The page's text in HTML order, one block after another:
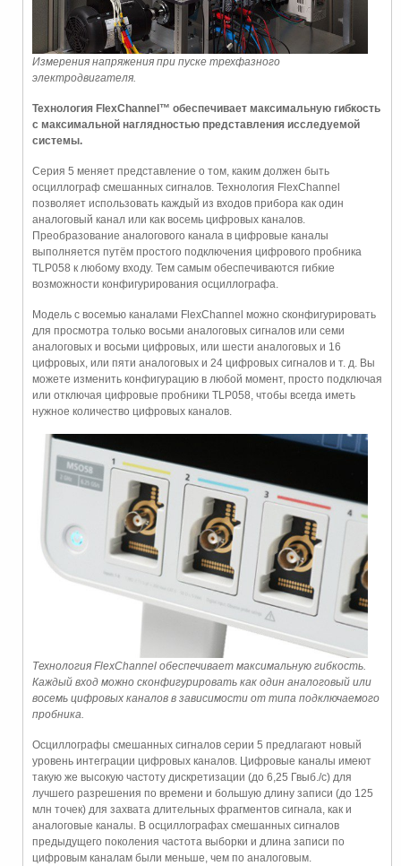
Измерения напряжения при пуске трехфазного
электродвигателя.
Технология FlexChannel™ обеспечивает максимальную гибкость
с максимальной наглядностью представления исследуемой
системы.
Серия 5 меняет представление о том, каким должен быть
осциллограф смешанных сигналов. Технология FlexChannel
позволяет использовать каждый из входов прибора как один
аналоговый канал или как восемь цифровых каналов.
Преобразование аналогового канала в цифровые каналы
выполняется путём простого подключения цифрового пробника
TLP058 к любому входу. Тем самым обеспечиваются гибкие
возможности конфигурирования осциллографа.
Модель с восемью каналами FlexChannel можно сконфигурировать
для просмотра только восьми аналоговых сигналов или семи
аналоговых и восьми цифровых, или шести аналоговых и 16
цифровых, или пяти аналоговых и 24 цифровых сигналов и т. д. Вы
можете изменить конфигурацию в любой момент, просто подключая
или отключая цифровые пробники TLP058, чтобы всегда иметь
нужное количество цифровых каналов.
Технология FlexChannel обеспечивает максимальную гибкость.
Каждый вход можно сконфигурировать как один аналоговый или
восемь цифровых каналов в зависимости от типа подключаемого
пробника.
Осциллографы смешанных сигналов серии 5 предлагают новый
уровень интеграции цифровых каналов. Цифровые каналы имеют
такую же высокую частоту дискретизации (до 6,25 Гвыб./с) для
лучшего разрешения по времени и большую длину записи (до 125
млн точек) для захвата длительных фрагментов сигнала, как и
аналоговые каналы. В осциллографах смешанных сигналов
предыдущего поколения частота выборки и длина записи по
цифровым каналам были меньше, чем по аналоговым.